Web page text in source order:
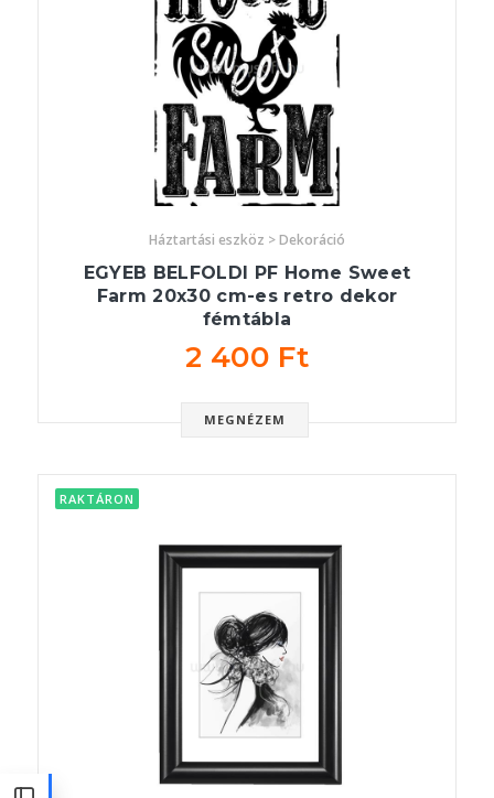
Háztartási eszköz > Dekoráció
EGYEB BELFOLDI PF Home Sweet
Farm 20x30 cm-es retro dekor
fémtábla
2 400 Ft
MEGNÉZEM
RAKTÁRON